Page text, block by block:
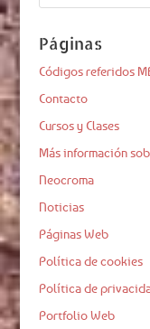
Páginas
Códigos referidos
Contacto
Cursos y Clases
Más información
Neocroma
Noticias
Páginas Web
Política de cookies
Política de
Portfolio Web